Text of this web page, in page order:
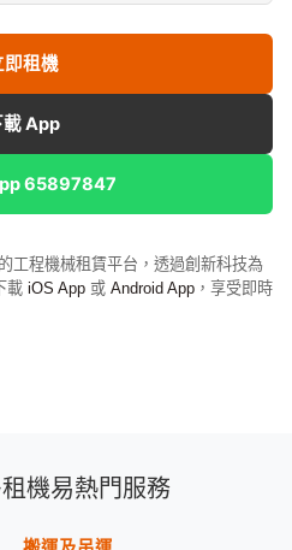
即租機
載 App
65897847
工程機械租賃平台，透過創新科技為
載 iOS App 或 Android App ，享受即時
機易熱門服務